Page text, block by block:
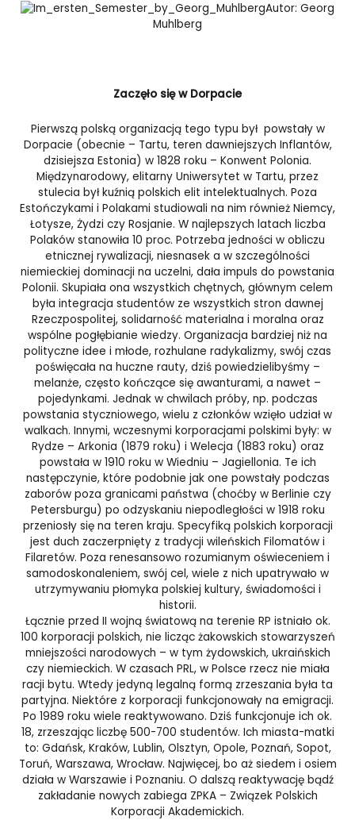
Autor: Georg
Muhlberg
Zaczęło się w Dorpacie
Pierwszą polską organizacją tego typu był powstały w
Dorpacie (obecnie – Tartu, teren dawniejszych Inflantów,
dzisiejsza Estonia) w 1828 roku – Konwent Polonia.
Międzynarodowy, elitarny Uniwersytet w Tartu, przez
stulecia był kuźnią polskich elit intelektualnych. Poza
Estończykami i Polakami studiowali na nim również Niemcy,
Łotysze, Żydzi czy Rosjanie. W najlepszych latach liczba
Polaków stanowiła 10 proc. Potrzeba jedności w obliczu
etnicznej rywalizacji, niesnasek a w szczególności
niemieckiej dominacji na uczelni, dała impuls do powstania
Polonii. Skupiała ona wszystkich chętnych, głównym celem
była integracja studentów ze wszystkich stron dawnej
Rzeczpospolitej, solidarność materialna i moralna oraz
wspólne pogłębianie wiedzy. Organizacja bardziej niż na
polityczne idee i młode, rozhulane radykalizmy, swój czas
poświęcała na huczne rauty, dziś powiedzielibyśmy –
melanże, często kończące się awanturami, a nawet –
pojedynkami. Jednak w chwilach próby, np. podczas
powstania styczniowego, wielu z członków wzięło udział w
walkach. Innymi, wczesnymi korporacjami polskimi były: w
Rydze – Arkonia (1879 roku) i Welecja (1883 roku) oraz
powstała w 1910 roku w Wiedniu – Jagiellonia. Te ich
następczynie, które podobnie jak one powstały podczas
zaborów poza granicami państwa (choćby w Berlinie czy
Petersburgu) po odzyskaniu niepodległości w 1918 roku
przeniosły się na teren kraju. Specyfiką polskich korporacji
jest duch zaczerpnięty z tradycji wileńskich Filomatów i
Filaretów. Poza renesansowo rozumianym oświeceniem i
samodoskonaleniem, swój cel, wiele z nich upatrywało w
utrzymywaniu płomyka polskiej kultury, świadomości i
historii.
Łącznie przed II wojną światową na terenie RP istniało ok.
100 korporacji polskich, nie licząc żakowskich stowarzyszeń
mniejszości narodowych – w tym żydowskich, ukraińskich
czy niemieckich. W czasach PRL, w Polsce rzecz nie miała
racji bytu. Wtedy jedyną legalną formą zrzeszania była ta
partyjna. Niektóre z korporacji funkcjonowały na emigracji.
Po 1989 roku wiele reaktywowano. Dziś funkcjonuje ich ok.
18, zrzeszając liczbę 500-700 studentów. Ich miasta-matki
to: Gdańsk, Kraków, Lublin, Olsztyn, Opole, Poznań, Sopot,
Toruń, Warszawa, Wrocław. Najwięcej, bo aż siedem i osiem
działa w Warszawie i Poznaniu. O dalszą reaktywację bądź
zakładanie nowych zabiega ZPKA – Związek Polskich
Korporacji Akademickich.